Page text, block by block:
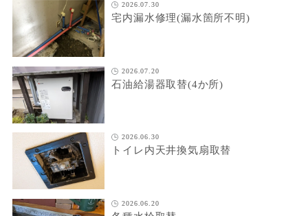
2026.07.30
宅内漏水修理(漏水箇所不明)
2026.07.20
石油給湯器取替(4か所)
2026.06.30
トイレ内天井換気扇取替
2026.06.20